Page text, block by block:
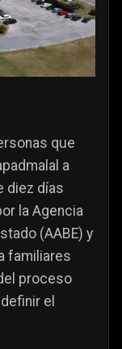
que
a
diez días
la Agencia
(AABE) y
familiares
proceso
el